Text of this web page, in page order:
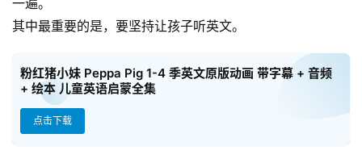
教
教
资
其中最重要的是，要坚持让孩子听英文。
粉红猪小妹 Peppa Pig 1-4 季英文原版动画 带字幕 + 音频
+ 绘本 儿童英语启蒙全集
点击下载